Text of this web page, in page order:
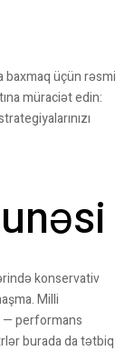
baxmaq üçün rəsmi
müraciət edin:
konservativ
Milli
— performans
burada da tətbiq